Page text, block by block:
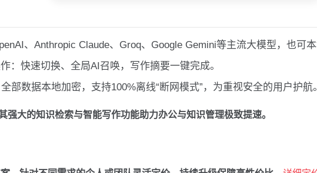
、Anthropic Claude、Groq、Google Gemini等主流大模型，也可
：快速切换、全局AI召唤，写作摘要一键完成。
全部数据本地加密，支持100%离线“断网模式”，为重视安全的用户护航
强大的知识检索与智能写作功能助力办公与知识管理极致提速。